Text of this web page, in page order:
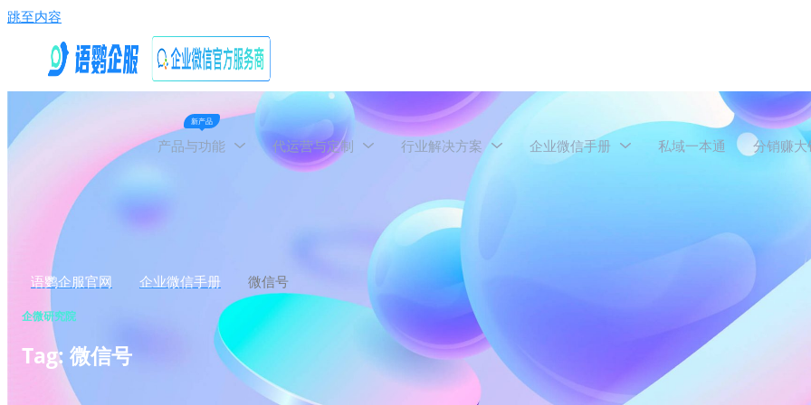
跳至内容
新产品
产品与功能 代运营与定制 行业解决方案 企业微信手册 私域一本通 分销赚大
语鹦企服官网 企业微信手册 微信号
企微研究院
Tag: 微信号